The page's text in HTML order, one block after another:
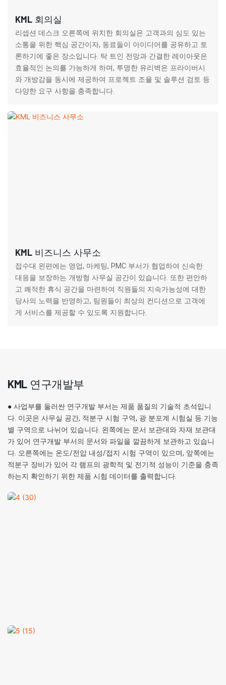
KML 회의실
리셉션 데스크 오른쪽에 위치한 회의실은 고객과의 심도 있는
소통을 위한 핵심 공간이자, 동료들이 아이디어를 공유하고 토
론하기에 좋은 장소입니다. 탁 트인 전망과 간결한 레이아웃은
효율적인 논의를 가능하게 하며, 투명한 유리벽은 프라이버시
와 개방감을 동시에 제공하여 프로젝트 조율 및 솔루션 검토 등
다양한 요구 사항을 충족합니다.
KML 비즈니스 사무소
접수대 왼편에는 영업, 마케팅, PMC 부서가 협업하여 신속한
대응을 보장하는 개방형 사무실 공간이 있습니다. 또한 편안하
고 쾌적한 휴식 공간을 마련하여 직원들의 지속가능성에 대한
당사의 노력을 반영하고, 팀원들이 최상의 컨디션으로 고객에
게 서비스를 제공할 수 있도록 지원합니다.
KML 연구개발부
●사업부를 둘러싼 연구개발 부서는 제품 품질의 기술적 초석입니
다. 이곳은 사무실 공간, 적분구 시험 구역, 광 분포계 시험실 등 기능
별 구역으로 나뉘어 있습니다. 왼쪽에는 문서 보관대와 자재 보관대
가 있어 연구개발 부서의 문서와 파일을 깔끔하게 보관하고 있습니
다. 오른쪽에는 온도/전압 내성/접지 시험 구역이 있으며, 앞쪽에는
적분구 장비가 있어 각 램프의 광학적 및 전기적 성능이 기준을 충족
하는지 확인하기 위한 제품 시험 데이터를 출력합니다.